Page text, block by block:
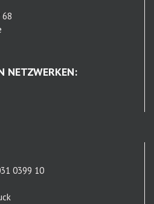
NETZWERKEN:
0399 10